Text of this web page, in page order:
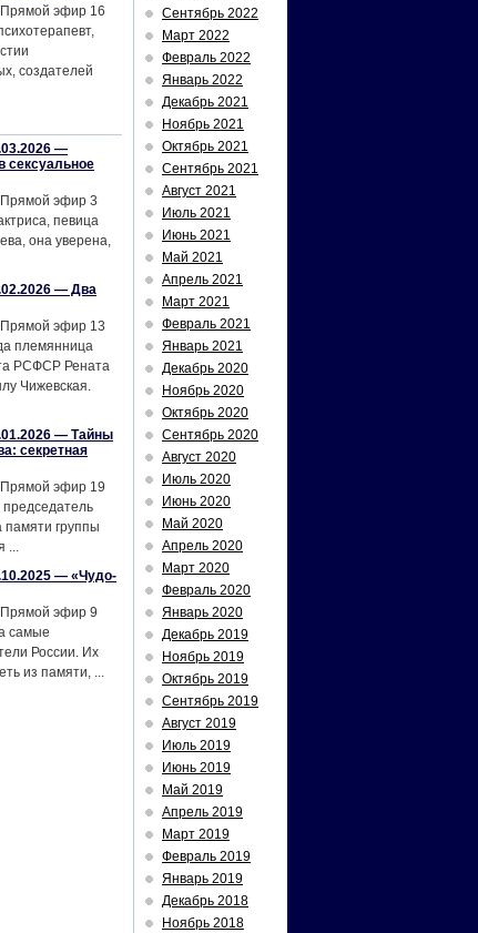
Прямой эфир 16
создателей
—
сексуальное
Прямой эфир 3
певица
она уверена,
— Два
Прямой эфир 13
племянница
РСФСР Рената
Чижевская.
— Тайны
секретная
Прямой эфир 19
группы
...
— «Чудо-
Прямой эфир 9
самые
России. Их
из памяти, ...
Сентябрь 2022
Март 2022
Февраль 2022
Январь 2022
Декабрь 2021
Ноябрь 2021
Октябрь 2021
Сентябрь 2021
Август 2021
Июль 2021
Июнь 2021
Май 2021
Апрель 2021
Март 2021
Февраль 2021
Январь 2021
Декабрь 2020
Ноябрь 2020
Октябрь 2020
Сентябрь 2020
Август 2020
Июль 2020
Июнь 2020
Май 2020
Апрель 2020
Март 2020
Февраль 2020
Январь 2020
Декабрь 2019
Ноябрь 2019
Октябрь 2019
Сентябрь 2019
Август 2019
Июль 2019
Июнь 2019
Май 2019
Апрель 2019
Март 2019
Февраль 2019
Январь 2019
Декабрь 2018
Ноябрь 2018